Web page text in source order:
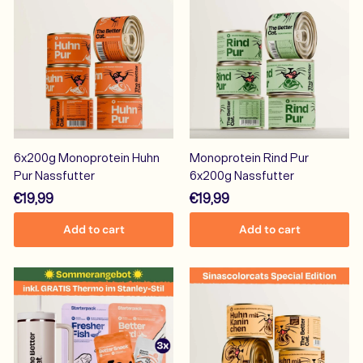
6x200g Monoprotein Huhn
Pur Nassfutter
€19,99€
1
9
9
Add to cart
Monoprotein Rind Pur
6x200g Nassfutter
€19,99€
1
9
Add to cart